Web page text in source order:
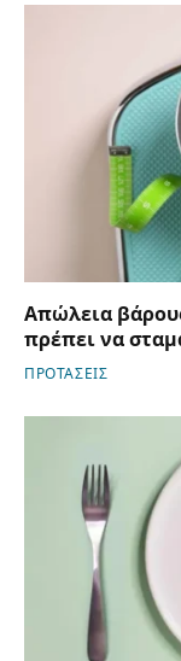
Απώλεια
πρέπει να
ΠΡΟΤΑΣΕΙΣ